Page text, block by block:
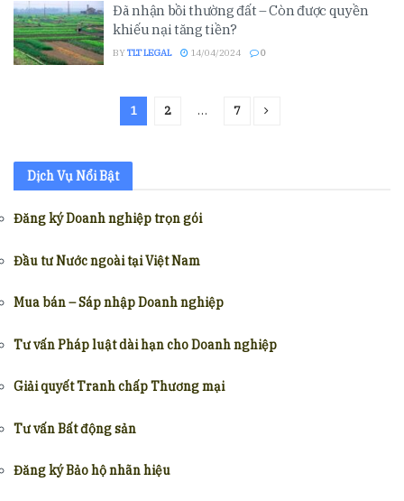
Đã nhận bồi thường đất – Còn được quyền
khiếu nại tăng tiền?
BY TLT LEGAL 14/04/2024 0
1 2 … 7
Dịch Vụ Nổi Bật
Đăng ký Doanh nghiệp trọn gói
Đầu tư Nước ngoài tại Việt Nam
Mua bán – Sáp nhập Doanh nghiệp
Tư vấn Pháp luật dài hạn cho Doanh nghiệp
Giải quyết Tranh chấp Thương mại
Tư vấn Bất động sản
Đăng ký Bảo hộ nhãn hiệu